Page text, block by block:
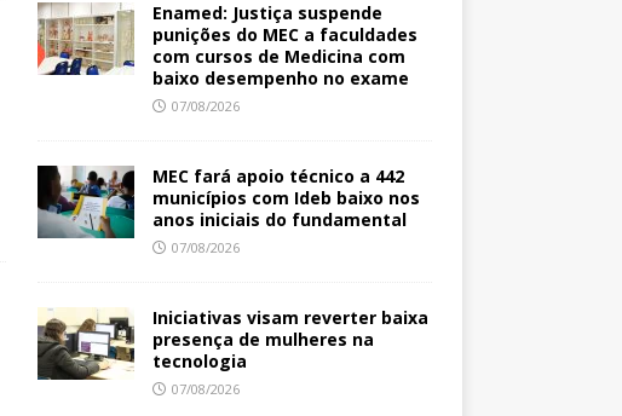
Enamed: Justiça suspende
punições do MEC a faculdades
com cursos de Medicina com
baixo desempenho no exame
07/08/2026
MEC fará apoio técnico a 442
municípios com Ideb baixo nos
anos iniciais do fundamental
07/08/2026
Iniciativas visam reverter baixa
presença de mulheres na
tecnologia
07/08/2026